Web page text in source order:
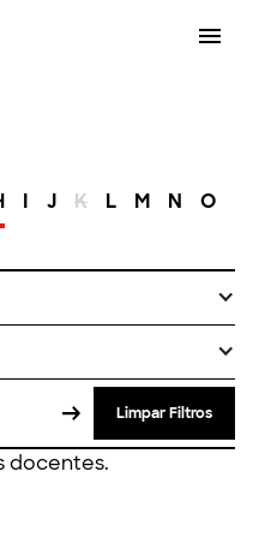
I J K L M N O
Limpar Filtros
docentes.